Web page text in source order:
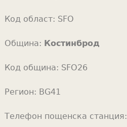
Код област: SFO
Община: Костинброд
Код община: SFO26
Регион: BG41
Телефон пощенска станция: